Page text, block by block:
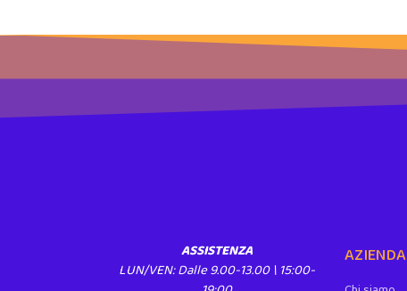
ASSISTENZA
LUN/VEN: Dalle 9.00-13.00 \ 15:00-
AZIENDA